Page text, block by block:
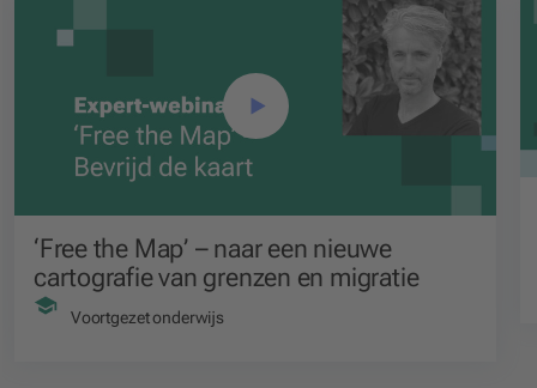
‘Free the Map’ – naar een nieuwe
cartografie van grenzen en migratie
Voortgezet onderwijs